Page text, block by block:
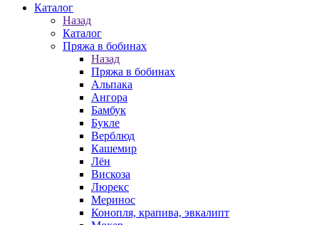
Каталог
Назад
Каталог
Пряжа в бобинах
Назад
Пряжа в бобинах
Альпака
Ангора
Бамбук
Букле
Верблюд
Кашемир
Лён
Вискоза
Люрекс
Меринос
Конопля, крапива, эвкалипт